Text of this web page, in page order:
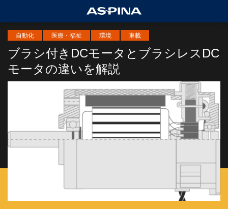
ブラシ付きDCモータとブラシレスDC
モータの違いを解説
自動化 医療・福祉 環境 車載